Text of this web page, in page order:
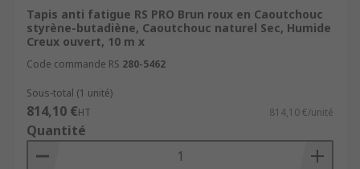
Tapis anti fatigue RS PRO Brun roux en Caoutchouc
styrène-butadiène, Caoutchouc naturel Sec, Humide
Creux ouvert, 10 m x
Code commande RS 280-5462
Sous-total (1 unité)
814,10 €HT 814,10 €/unité
Quantité